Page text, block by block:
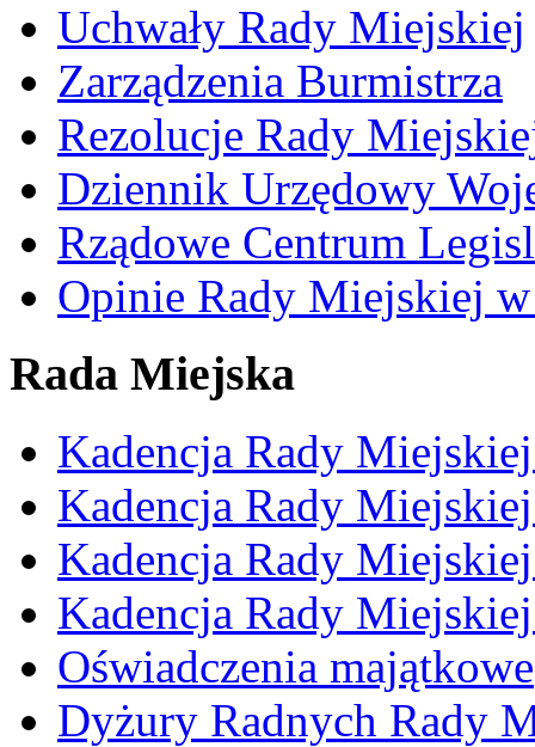
Uchwały Rady Miejskiej
Zarządzenia Burmistrza
Rezolucje Rady
Dziennik Urzędowy
Rządowe Centrum
Opinie Rady Miejskiej w
Rada Miejska
Kadencja Rady
Kadencja Rady
Kadencja Rady
Kadencja Rady
Oświadczenia majątkowe
Dyżury Radnych Rady